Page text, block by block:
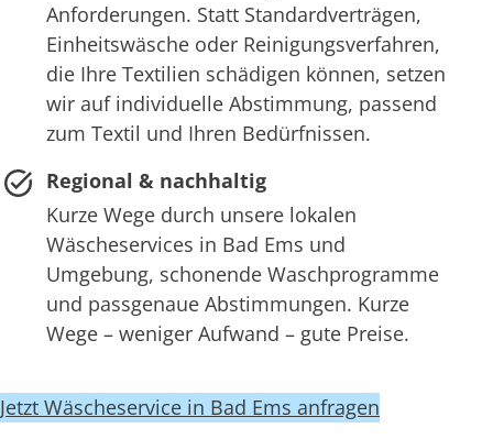
Anforderungen. Statt Standardverträgen,
Einheitswäsche oder Reinigungsverfahren,
die Ihre Textilien schädigen können, setzen
wir auf individuelle Abstimmung, passend
zum Textil und Ihren Bedürfnissen.
Regional & nachhaltig
Kurze Wege durch unsere lokalen
Wäscheservices in Bad Ems und
Umgebung, schonende Waschprogramme
und passgenaue Abstimmungen. Kurze
Wege – weniger Aufwand – gute Preise.
Jetzt Wäscheservice in Bad Ems anfragen